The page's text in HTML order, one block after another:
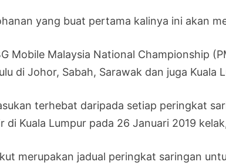
yang buat pertama kalinya ini akan
Mobile Malaysia National Championship
di Johor, Sabah, Sarawak dan juga Kuala
terhebat daripada setiap peringkat
di Kuala Lumpur pada 26 Januari 2019
merupakan jadual peringkat saringan